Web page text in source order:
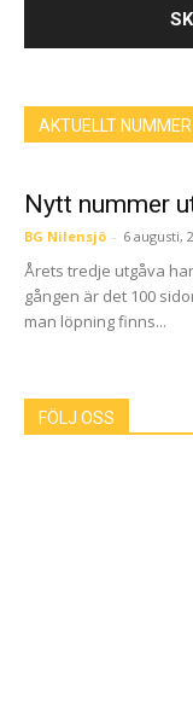
AKTUELLT NUMMER
Nytt nummer
BG Nilensjö - 6 augusti,
Årets tredje utgåva
gången är det 100
man löpning finns...
FÖLJ OSS